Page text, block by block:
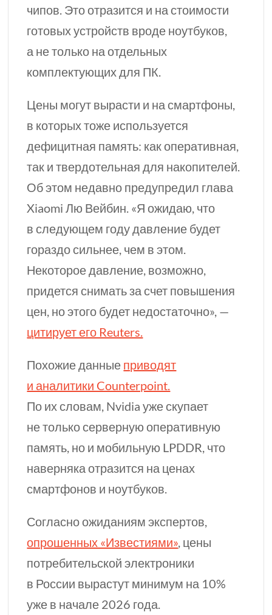
чипов. Это отразится и на стоимости
готовых устройств вроде ноутбуков,
а не только на отдельных
комплектующих для ПК.
Цены могут вырасти и на смартфоны,
в которых тоже используется
дефицитная память: как оперативная,
так и твердотельная для накопителей.
Об этом недавно предупредил глава
Xiaomi Лю Вейбин. «Я ожидаю, что
в следующем году давление будет
гораздо сильнее, чем в этом.
Некоторое давление, возможно,
придется снимать за счет повышения
цен, но этого будет недостаточно», —
цитирует его Reuters.
Похожие данные приводят
и аналитики Counterpoint.
По их словам, Nvidia уже скупает
не только серверную оперативную
память, но и мобильную LPDDR, что
наверняка отразится на ценах
смартфонов и ноутбуков.
Согласно ожиданиям экспертов,
опрошенных «Известиями», цены
потребительской электроники
в России вырастут минимум на 10%
уже в начале 2026 года.